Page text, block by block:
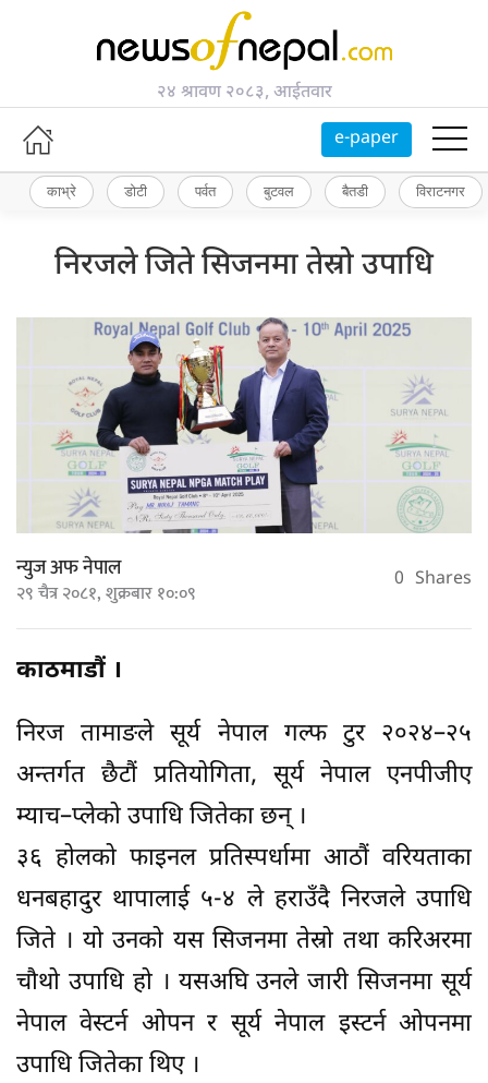
२४ श्रावण २०८३, आईतवार
e-paper
काभ्रे डोटी पर्वत बुटवल बैतडी विराटनगर
निरजले जिते सिजनमा तेस्रो उपाधि
न्युज अफ नेपाल
२९ चैत्र २०८१, शुक्रबार १०:०९ 0 Shares
काठमाडौं ।
निरज तामाङले सूर्य नेपाल गल्फ टुर २०२४–२५
अन्तर्गत छैटौं प्रतियोगिता, सूर्य नेपाल एनपीजीए
म्याच–प्लेको उपाधि जितेका छन् ।
३६ होलको फाइनल प्रतिस्पर्धामा आठौं वरियताका
धनबहादुर थापालाई ५-४ ले हराउँदै निरजले उपाधि
जिते । यो उनको यस सिजनमा तेस्रो तथा करिअरमा
चौथो उपाधि हो । यसअघि उनले जारी सिजनमा सूर्य
नेपाल वेस्टर्न ओपन र सूर्य नेपाल इस्टर्न ओपनमा
उपाधि जितेका थिए ।